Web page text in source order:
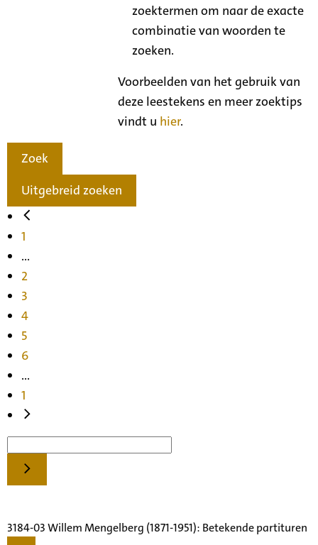
zoektermen om naar de exacte
combinatie van woorden te
zoeken.
Voorbeelden van het gebruik van
deze leestekens en meer zoektips
vindt u hier.
Zoek
Uitgebreid zoeken
1
...
2
3
4
5
6
...
1
3184-03 Willem Mengelberg (1871-1951): Betekende partituren